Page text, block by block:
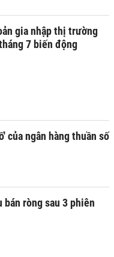
gia nhập thị trường
7 biến động
của ngân hàng thuần số
bán ròng sau 3 phiên